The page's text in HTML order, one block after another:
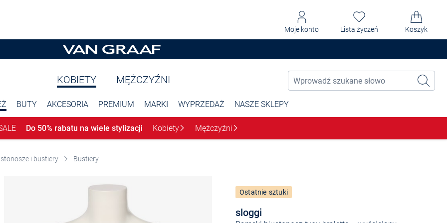
Moje konto Lista życzeń Koszyk
KOBIETY MĘŻCZYŹNI
BUTY AKCESORIA PREMIUM MARKI WYPRZEDAŻ NASZE SKLEPY
Do 50% rabatu na wiele stylizacji Kobiety Mężczyźni
i bustiery Bustiery
sloggi
Ostatnie sztuki